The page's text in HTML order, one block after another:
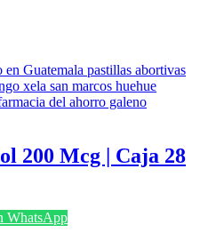
200 Mcg | Caja 28
WhatsApp